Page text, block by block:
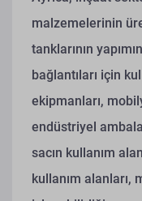
malzemelerinin
tanklarının
bağlantıları için
ekipmanları,
endüstriyel
sacın kullanım
kullanım alanları,